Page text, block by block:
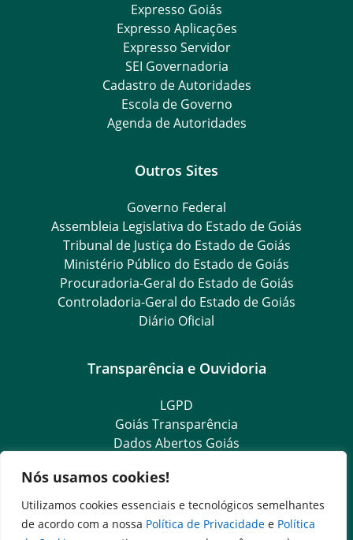
Nós usamos cookies!
Utilizamos cookies essenciais e tecnológicos semelhantes
de acordo com a nossa Política de Privacidade e Política
Expresso Goiás
Expresso Aplicações
Expresso Servidor
SEI Governadoria
Cadastro de Autoridades
Escola de Governo
Agenda de Autoridades
Outros Sites
Governo Federal
Assembleia Legislativa do Estado de Goiás
Tribunal de Justiça do Estado de Goiás
Ministério Público do Estado de Goiás
Procuradoria-Geral do Estado de Goiás
Controladoria-Geral do Estado de Goiás
Diário Oficial
Transparência e Ouvidoria
LGPD
Goiás Transparência
Dados Abertos Goiás
e-SIC – Serviço Eletrônico de Informação ao Cidadão
Ouvidoria Setorial (Expresso)
Ouvidoria Setorial (Presencial)